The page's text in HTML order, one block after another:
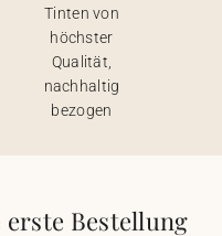
Tinten von
höchster
Qualität,
nachhaltig
bezogen
Bestellung